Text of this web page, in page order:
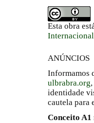
Esta obra
Internacional
ANÚNCIOS
Informamos
ulbrabra.org
identidade
cautela para
Conceito A1